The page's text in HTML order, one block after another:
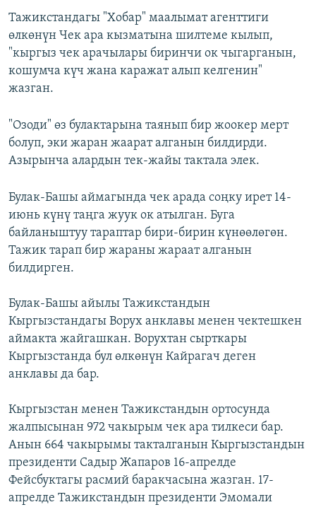
Тажикстандагы "Хобар" маалымат агенттиги
өлкөнүн Чек ара кызматына шилтеме кылып,
"кыргыз чек арачылары биринчи ок чыгарганын,
кошумча күч жана каражат алып келгенин"
жазган.
"Озоди" өз булактарына таянып бир жоокер мерт
болуп, эки жаран жаарат алганын билдирди.
Азырынча алардын тек-жайы тактала элек.
Булак-Башы аймагында чек арада соңку ирет 14-
июнь күнү таңга жуук ок атылган. Буга
байланыштуу тараптар бири-бирин күнөөлөгөн.
Тажик тарап бир жараны жараат алганын
билдирген.
Булак-Башы айылы Тажикстандын
Кыргызстандагы Ворух анклавы менен чектешкен
аймакта жайгашкан. Ворухтан сырткары
Кыргызстанда бул өлкөнүн Кайрагач деген
анклавы да бар.
Кыргызстан менен Тажикстандын ортосунда
жалпысынан 972 чакырым чек ара тилкеси бар.
Анын 664 чакырымы такталганын Кыргызстандын
президенти Садыр Жапаров 16-апрелде
Фейсбуктагы расмий баракчасына жазган. 17-
апрелде Тажикстандын президенти Эмомали